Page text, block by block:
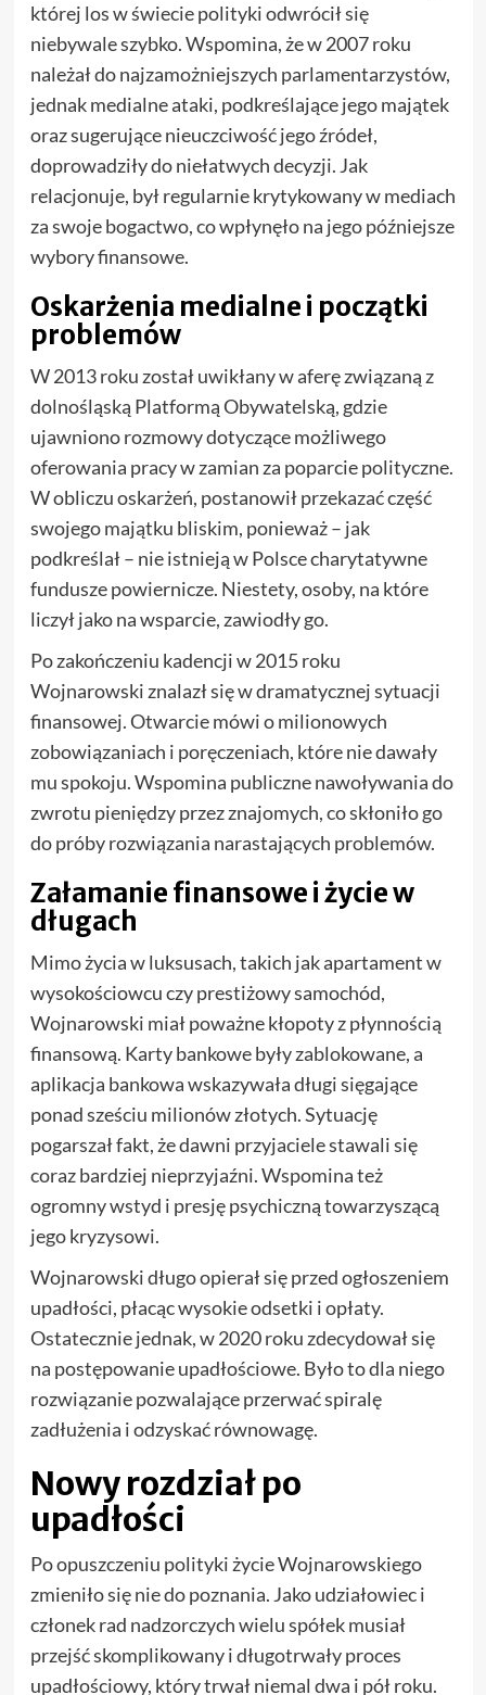
której los w świecie polityki odwrócił się
niebywale szybko. Wspomina, że w 2007 roku
należał do najzamożniejszych parlamentarzystów,
jednak medialne ataki, podkreślające jego majątek
oraz sugerujące nieuczciwość jego źródeł,
doprowadziły do niełatwych decyzji. Jak
relacjonuje, był regularnie krytykowany w mediach
za swoje bogactwo, co wpłynęło na jego późniejsze
wybory finansowe.
Oskarżenia medialne i początki
problemów
W 2013 roku został uwikłany w aferę związaną z
dolnośląską Platformą Obywatelską, gdzie
ujawniono rozmowy dotyczące możliwego
oferowania pracy w zamian za poparcie polityczne.
W obliczu oskarżeń, postanowił przekazać część
swojego majątku bliskim, ponieważ – jak
podkreślał – nie istnieją w Polsce charytatywne
fundusze powiernicze. Niestety, osoby, na które
liczył jako na wsparcie, zawiodły go.
Po zakończeniu kadencji w 2015 roku
Wojnarowski znalazł się w dramatycznej sytuacji
finansowej. Otwarcie mówi o milionowych
zobowiązaniach i poręczeniach, które nie dawały
mu spokoju. Wspomina publiczne nawoływania do
zwrotu pieniędzy przez znajomych, co skłoniło go
do próby rozwiązania narastających problemów.
Załamanie finansowe i życie w
długach
Mimo życia w luksusach, takich jak apartament w
wysokościowcu czy prestiżowy samochód,
Wojnarowski miał poważne kłopoty z płynnością
finansową. Karty bankowe były zablokowane, a
aplikacja bankowa wskazywała długi sięgające
ponad sześciu milionów złotych. Sytuację
pogarszał fakt, że dawni przyjaciele stawali się
coraz bardziej nieprzyjaźni. Wspomina też
ogromny wstyd i presję psychiczną towarzyszącą
jego kryzysowi.
Wojnarowski długo opierał się przed ogłoszeniem
upadłości, płacąc wysokie odsetki i opłaty.
Ostatecznie jednak, w 2020 roku zdecydował się
na postępowanie upadłościowe. Było to dla niego
rozwiązanie pozwalające przerwać spiralę
zadłużenia i odzyskać równowagę.
Nowy rozdział po
upadłości
Po opuszczeniu polityki życie Wojnarowskiego
zmieniło się nie do poznania. Jako udziałowiec i
członek rad nadzorczych wielu spółek musiał
przejść skomplikowany i długotrwały proces
upadłościowy, który trwał niemal dwa i pół roku.